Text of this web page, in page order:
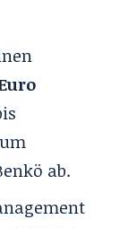
ab.